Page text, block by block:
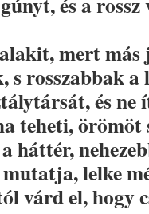
mert
s rosszabbak a
és ne
teheti, örömöt
háttér,
lelke
várd el, hogy